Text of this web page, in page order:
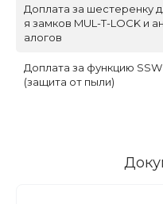
Доплата за шестеренку
я замков MUL-T-LOCK и ан
алогов
Доплата за функцию SSW
(защита от пыли)